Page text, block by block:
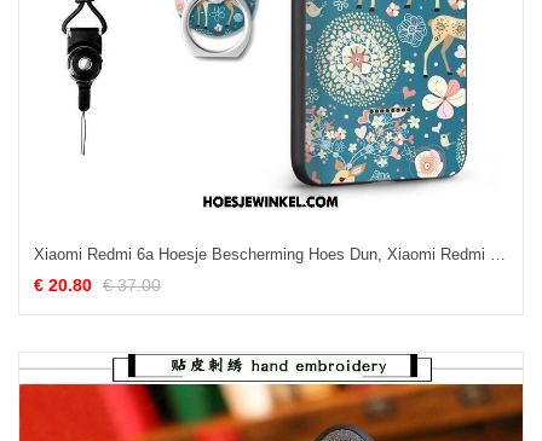
Xiaomi Redmi 6a Hoesje Bescherming Hoes Dun, Xiaomi Redmi 6a Hoesje Rood Schrobben Beige
€ 20.80 € 37.00